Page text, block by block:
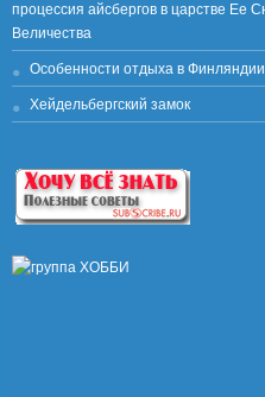
процессия айсбергов в царстве Ее
Величества
Особенности отдыха в Финляндии
Хейдельбергский замок